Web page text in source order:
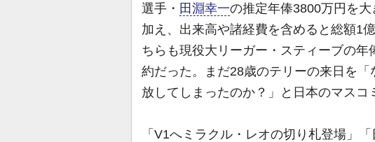
選手・ 田淵幸一の推定年俸3800万円を
加え、出来高や諸経費を含めると総額1
ちらも現役大リーガー・スティーブの
約だった。まだ28歳のテリーの来日を
放してしまったのか？」と日本のマスコ
「V1へミラクル・レオの切り札登場」